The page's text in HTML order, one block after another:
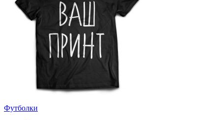
Футболки